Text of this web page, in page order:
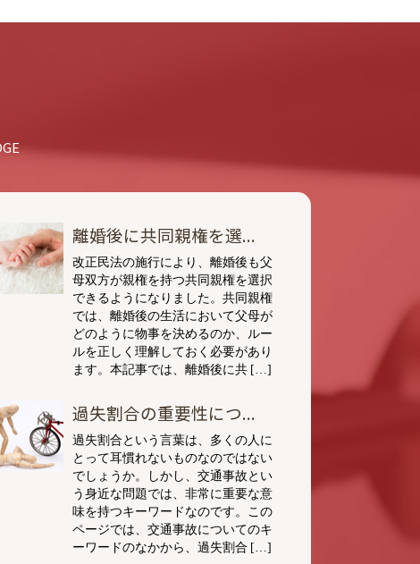
離婚後に共同親権を選...
改正民法の施行により、離婚後も父
母双方が親権を持つ共同親権を選択
できるようになりました。共同親権
では、離婚後の生活において父母が
どのように物事を決めるのか、ルー
ルを正しく理解しておく必要があり
ます。本記事では、離婚後に共 […]
過失割合の重要性につ...
過失割合という言葉は、多くの人に
とって耳慣れないものなのではない
でしょうか。しかし、交通事故とい
う身近な問題では、非常に重要な意
味を持つキーワードなのです。この
ページでは、交通事故についてのキ
ーワードのなかから、過失割合 […]